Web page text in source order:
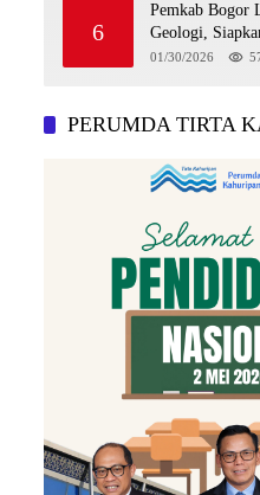
6
Pemkab Bogor
Geologi,
Korban
01/30/2026
PERUMDA TIRTA